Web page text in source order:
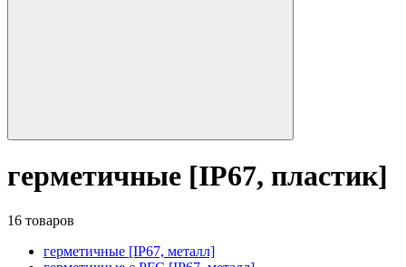
герметичные [IP67, пластик]
16 товаров
герметичные [IP67, металл]